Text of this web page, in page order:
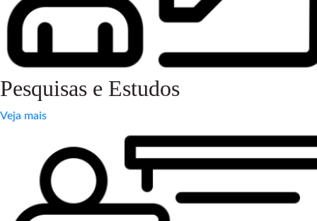
Pesquisas e Estudos
Veja mais